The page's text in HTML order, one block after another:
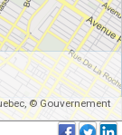
© Gouvernement